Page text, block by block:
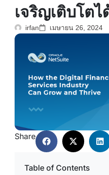
เจริญเติบโตไ
irfan เมษายน 26, 2024
Share
Table of Contents